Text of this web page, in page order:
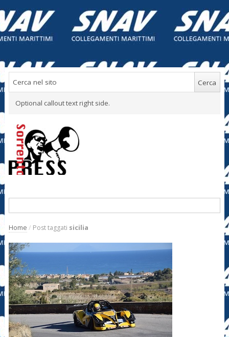
Optional callout text right side.
Home / Post taggati sicilia